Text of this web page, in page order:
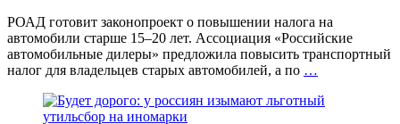
РОАД готовит законопроект о повышении налога на
автомобили старше 15–20 лет. Ассоциация «Российские
автомобильные дилеры» предложила повысить транспортный
налог для владельцев старых автомобилей, а по …